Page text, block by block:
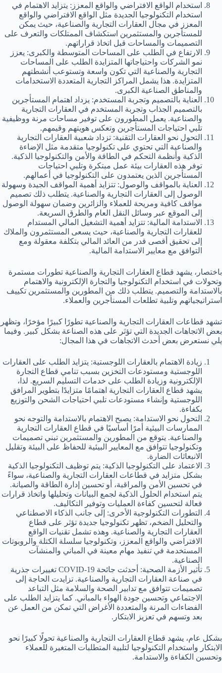
استخدام الواقع الافتراضي والواقع المعزز: يتزايد الاهتمام في
استخدام التكنولوجيا الجديدة مثل الواقع الافتراضي والواقع
المعزز في مجال العقارات التجارية والصناعية، حيث يمكن
للمستأجرين والمستثمرين استكشاف الممتلكات والتعرف على
التصميمات والمساحات قبل اتخاذ قراراتهم.
الارتفاع في الطلب على المساحات المتوسطة والكبرى: يعزز
نمو الشركات واحتياجاتها المتزايدة الطلب على المساحات
التجارية والصناعية التي تكون واسعة وتستوعب أنشطتهم
المتزايدة. هذا يشمل المراكز التجارية المتعددة الاستخدامات
والمناطق الصناعية الكبرى.
العناية بالتصميم وتجربة المستخدم: يزداد اهتمام المستأجرين
بالتصميم الجذاب وتجربة المستخدم في العقارات التجارية
والصناعية. يعمل المطورون على توفير مساحات مرنة ووظيفية
تلبي احتياجات المستأجرين وتعكس هويتهم وقيمهم.
التحول نحو العقارات التقنية: تزداد شعبية العقارات التجارية
والصناعية التي تحتوي على تكنولوجيا متقدمة مثل الإضاءة
الذكية وأنظمة التحكم في الطاقة والأمن والتكنولوجيا الذكية.
توفر هذه العقارات بيئة عمل مبتكرة وتلبي احتياجات
المستأجرين الذين يعتمدون على التكنولوجيا في أعمالهم.
العناية بالمواقف والوصول: تتزايد أهمية المواقف الجيدة وسهولة
الوصول إلى العقارات التجارية والصناعية. يتطلب ذلك تصميم
مواقف كافية ومريحة للعملاء والزائرين وضمان سهولة الوصول
إلى الموقع عبر وسائل النقل العام والطرق السريعة.
الاستدامة المالية: تتزايد أهمية التشغيل المالي المستدام
للعقارات التجارية والصناعية، حيث يسعى المستثمرون والملاك
إلى تحقيق أقصى قدر من العائد المالي بتكلفة معقولة ومع
التوافق مع معايير الاستدامة المالية.
باختصار، يشهد قطاع العقارات التجارية والصناعية تطورات مستمرة
وتحولات في استخدام التكنولوجيا والتجارة الإلكترونية والاهتمام
بالاستدامة والتصميم. يتطلب ذلك من المطورين والمستثمرين تكييف
استراتيجياتهم وتلبية تطلعات المستأجرين والعملاء.
تشهد قطاعات العقارات التجارية والصناعية تطورًا كبيرًا مؤخرًا، وتظهر
بعض الاتجاهات الجديدة التي تؤثر على هذه الصناعة بشكل كبير. وفيما
يلي نستعرض بعض أحدث الاتجاهات في هذا المجال:
زيادة الاهتمام بالعقارات اللوجستية: يتزايد الطلب على العقارات
اللوجستية ومستودعات التخزين بسبب تنامي قطاع التجارة
الإلكترونية وزيادة الطلب على خدمات التسليم السريع. لذا،
يشهد قطاع العقارات التجارية اهتمامًا متزايدًا بتطوير المرافق
اللوجستية وإنشاء مستودعات تلبي احتياجات الشحن والتوزيع
بكفاءة.
التحول نحو الاستدامة: يصبح الاهتمام بالاستدامة والتوجه نحو
الممارسات البيئية أمرًا أساسيًا في قطاع العقارات التجارية
والصناعية. يتوقع من المطورين والمستثمرين تبني تصميمات
وتكنولوجيا تتوافق مع المعايير البيئية للحفاظ على البيئة وتقليل
الانبعاثات الضارة.
الاعتماد على التكنولوجيا الذكية: يتم توظيف التكنولوجيا الذكية
بشكل متزايد في قطاعات العقارات التجارية والصناعية، سواءً
في تحسين الأمن والمراقبة، أو تحسين إدارة الطاقة والصيانة.
يتم استخدام الحلول الذكية لجمع البيانات وتحليلها واتخاذ قرارات
فعالة لتحسين كفاءة العمليات وتوفير التكاليف.
التطورات التكنولوجية الأخرى: إلى جانب الذكاء الاصطناعي
والتحليل الضخم، تظهر تكنولوجيا جديدة تؤثر على قطاع
العقارات التجارية والصناعية. وهذه تشمل تقنيات الواقع
الافتراضي والواقع المعزز، وتكنولوجيا سلسلة الكتلة والروبوتات
المستخدمة في تنفيذ مهام معينة في المباني والمنشآت
الصناعية.
تأثير الأزمة الصحية: أحدثت جائحة COVID-19 تغييرات جذرية
في صناعة العقارات التجارية والصناعية. تزايدت الحاجة إلى
تصميمات تتوافق مع تدابير الصحة والسلامة مثل التباعد
الاجتماعي وتحسين جودة الهواء بالمباني. كما يتزايد الطلب على
الفضاءات المرنة والمتعددة الأغراض التي تمكن من العمل عن
بعد وتسهم في تعزيز الابتكار.
بشكل عام، يشهد قطاع العقارات التجارية والصناعية تحولًا كبيرًا نحو
الابتكار واستخدام التكنولوجيا لتلبية المتطلبات المتغيرة للعملاء
وتحسين الكفاءة والاستدامة.